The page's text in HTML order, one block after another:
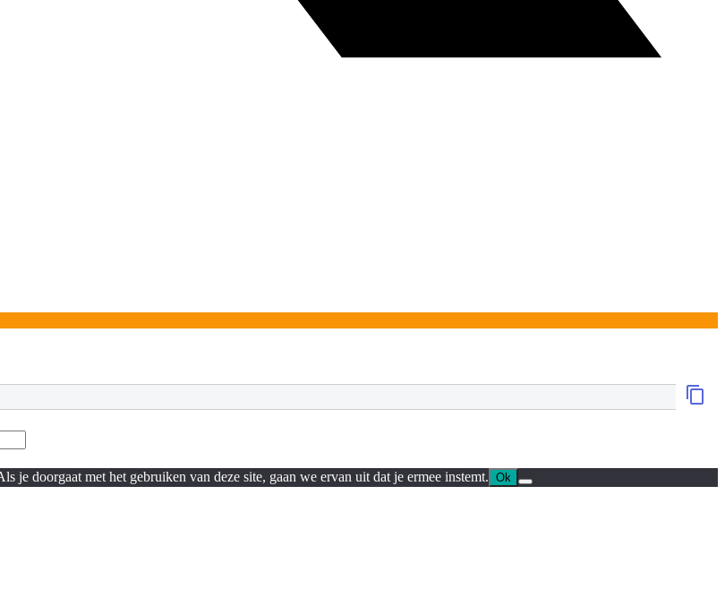
je doorgaat met het gebruiken van deze site, gaan we ervan uit dat je ermee instemt. Ok